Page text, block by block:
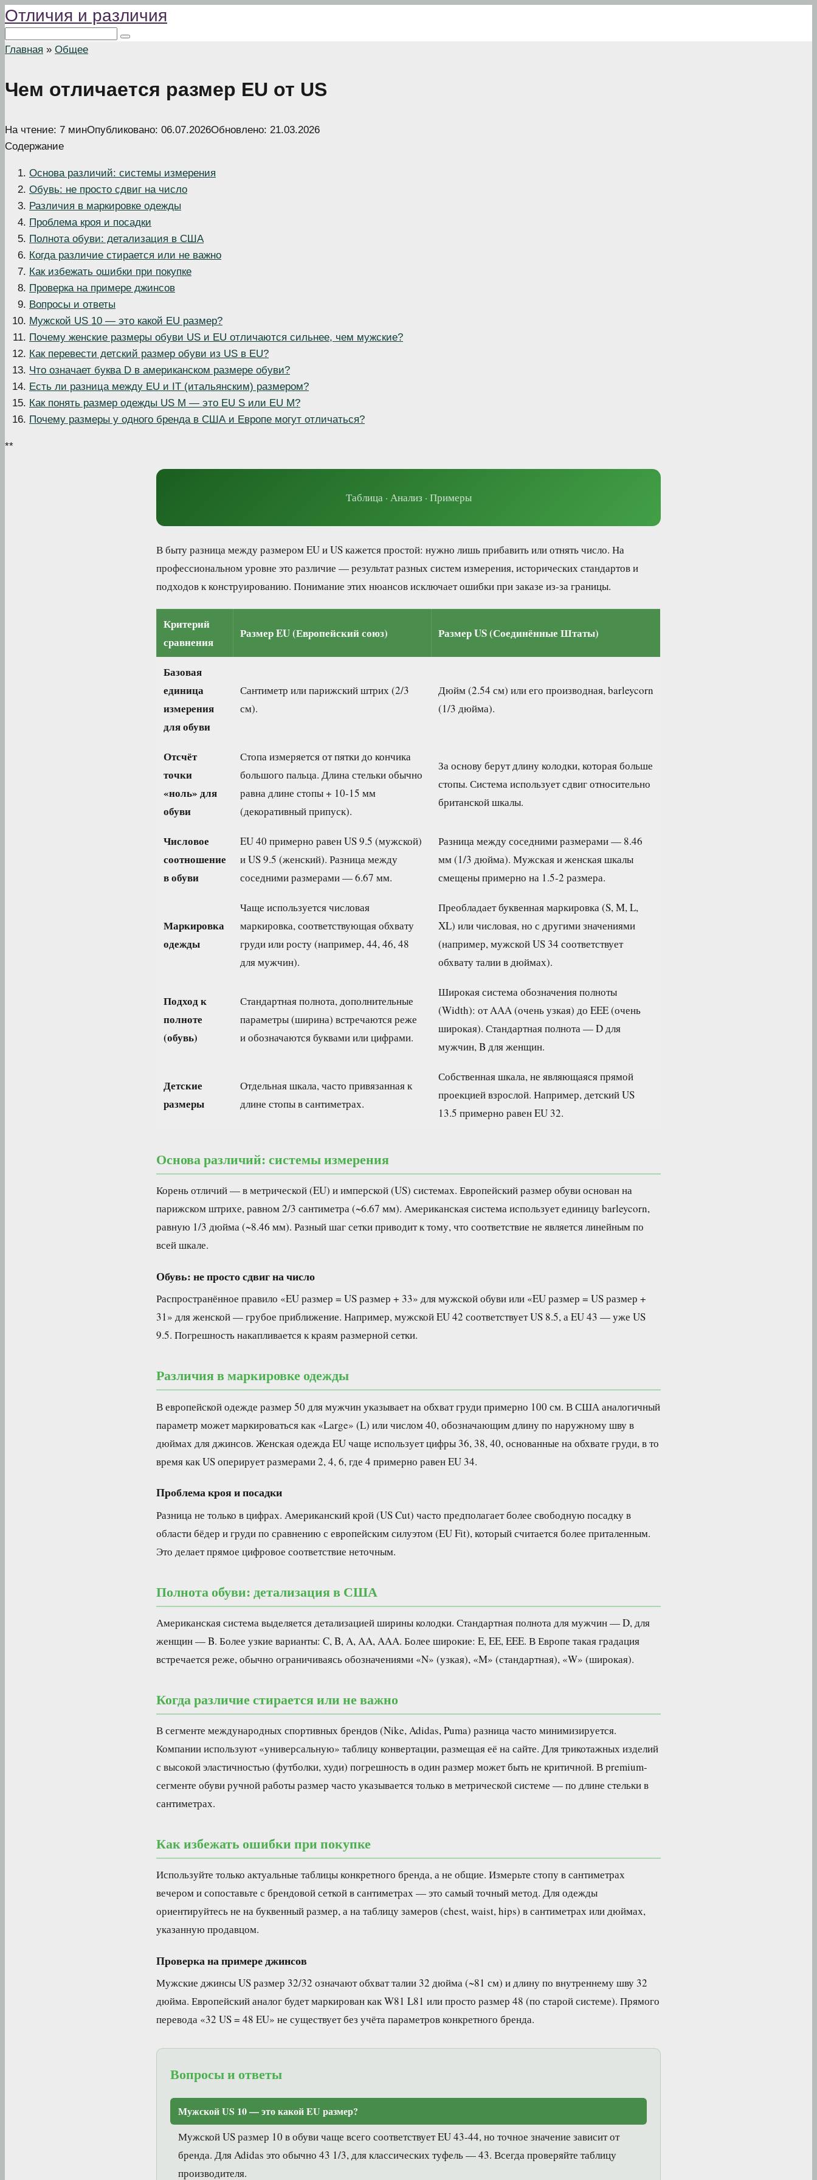
Перейти
к
контенту
Отличия и различия
Главная » Общее
Чем отличается размер EU от US
На чтение: 7 минОпубликовано: 06.07.2026Обновлено: 21.03.2026
Содержание
Основа различий: системы измерения
Обувь: не просто сдвиг на число
Различия в маркировке одежды
Проблема кроя и посадки
Полнота обуви: детализация в США
Когда различие стирается или не важно
Как избежать ошибки при покупке
Проверка на примере джинсов
Вопросы и ответы
Мужской US 10 — это какой EU размер?
Почему женские размеры обуви US и EU отличаются сильнее, чем мужские?
Как перевести детский размер обуви из US в EU?
Что означает буква D в американском размере обуви?
Есть ли разница между EU и IT (итальянским) размером?
Как понять размер одежды US M — это EU S или EU M?
Почему размеры у одного бренда в США и Европе могут отличаться?
**
Таблица · Анализ · Примеры
В быту разница между размером EU и US кажется простой: нужно лишь прибавить или отнять число. На
профессиональном уровне это различие — результат разных систем измерения, исторических стандартов и
подходов к конструированию. Понимание этих нюансов исключает ошибки при заказе из-за границы.
Критерий
сравнения
Размер EU (Европейский союз) Размер US (Соединённые Штаты)
Базовая
единица
измерения
для обуви
Сантиметр или парижский штрих (2/3
см).
Дюйм (2.54 см) или его производная, barleycorn
(1/3 дюйма).
Отсчёт
точки
«ноль» для
обуви
Стопа измеряется от пятки до кончика
большого пальца. Длина стельки обычно
равна длине стопы + 10-15 мм
(декоративный припуск).
За основу берут длину колодки, которая больше
стопы. Система использует сдвиг относительно
британской шкалы.
Числовое
соотношение
в обуви
EU 40 примерно равен US 9.5 (мужской)
и US 9.5 (женский). Разница между
соседними размерами — 6.67 мм.
Разница между соседними размерами — 8.46
мм (1/3 дюйма). Мужская и женская шкалы
смещены примерно на 1.5-2 размера.
Маркировка
одежды
Чаще используется числовая
маркировка, соответствующая обхвату
груди или росту (например, 44, 46, 48
для мужчин).
Преобладает буквенная маркировка (S, M, L,
XL) или числовая, но с другими значениями
(например, мужской US 34 соответствует
обхвату талии в дюймах).
Подход к
полноте
(обувь)
Стандартная полнота, дополнительные
параметры (ширина) встречаются реже
и обозначаются буквами или цифрами.
Широкая система обозначения полноты
(Width): от AAA (очень узкая) до EEE (очень
широкая). Стандартная полнота — D для
мужчин, B для женщин.
Детские
размеры
Отдельная шкала, часто привязанная к
длине стопы в сантиметрах.
Собственная шкала, не являющаяся прямой
проекцией взрослой. Например, детский US
13.5 примерно равен EU 32.
Основа различий: системы измерения
Корень отличий — в метрической (EU) и имперской (US) системах. Европейский размер обуви основан на
парижском штрихе, равном 2/3 сантиметра (~6.67 мм). Американская система использует единицу barleycorn,
равную 1/3 дюйма (~8.46 мм). Разный шаг сетки приводит к тому, что соответствие не является линейным по
всей шкале.
Обувь: не просто сдвиг на число
Распространённое правило «EU размер = US размер + 33» для мужской обуви или «EU размер = US размер +
31» для женской — грубое приближение. Например, мужской EU 42 соответствует US 8.5, а EU 43 — уже US
9.5. Погрешность накапливается к краям размерной сетки.
Различия в маркировке одежды
В европейской одежде размер 50 для мужчин указывает на обхват груди примерно 100 см. В США аналогичный
параметр может маркироваться как «Large» (L) или числом 40, обозначающим длину по наружному шву в
дюймах для джинсов. Женская одежда EU чаще использует цифры 36, 38, 40, основанные на обхвате груди, в то
время как US оперирует размерами 2, 4, 6, где 4 примерно равен EU 34.
Проблема кроя и посадки
Разница не только в цифрах. Американский крой (US Cut) часто предполагает более свободную посадку в
области бёдер и груди по сравнению с европейским силуэтом (EU Fit), который считается более приталенным.
Это делает прямое цифровое соответствие неточным.
Полнота обуви: детализация в США
Американская система выделяется детализацией ширины колодки. Стандартная полнота для мужчин — D, для
женщин — B. Более узкие варианты: C, B, A, AA, AAA. Более широкие: E, EE, EEE. В Европе такая градация
встречается реже, обычно ограничиваясь обозначениями «N» (узкая), «M» (стандартная), «W» (широкая).
Когда различие стирается или не важно
В сегменте международных спортивных брендов (Nike, Adidas, Puma) разница часто минимизируется.
Компании используют «универсальную» таблицу конвертации, размещая её на сайте. Для трикотажных изделий
с высокой эластичностью (футболки, худи) погрешность в один размер может быть не критичной. В premium-
сегменте обуви ручной работы размер часто указывается только в метрической системе — по длине стельки в
сантиметрах.
Как избежать ошибки при покупке
Используйте только актуальные таблицы конкретного бренда, а не общие. Измерьте стопу в сантиметрах
вечером и сопоставьте с брендовой сеткой в сантиметрах — это самый точный метод. Для одежды
ориентируйтесь не на буквенный размер, а на таблицу замеров (chest, waist, hips) в сантиметрах или дюймах,
указанную продавцом.
Проверка на примере джинсов
Мужские джинсы US размер 32/32 означают обхват талии 32 дюйма (~81 см) и длину по внутреннему шву 32
дюйма. Европейский аналог будет маркирован как W81 L81 или просто размер 48 (по старой системе). Прямого
перевода «32 US = 48 EU» не существует без учёта параметров конкретного бренда.
Вопросы и ответы
Мужской US 10 — это какой EU размер?
Мужской US размер 10 в обуви чаще всего соответствует EU 43-44, но точное значение зависит от
бренда. Для Adidas это обычно 43 1/3, для классических туфель — 43. Всегда проверяйте таблицу
производителя.